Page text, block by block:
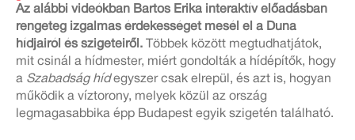
Az alábbi videókban Bartos Erika interaktív előadásban
rengeteg izgalmas érdekességet mesél el a Duna
hídjairól és szigeteiről.
Többek között megtudhatjátok,
mit csinál a hídmester, miért gondolták a hídépítők, hogy
a Szabadság hídegyszer csak elrepül, és azt is, hogyan
működik a víztorony, melyek közül az ország
legmagasabbika épp Budapest egyik szigetén található.